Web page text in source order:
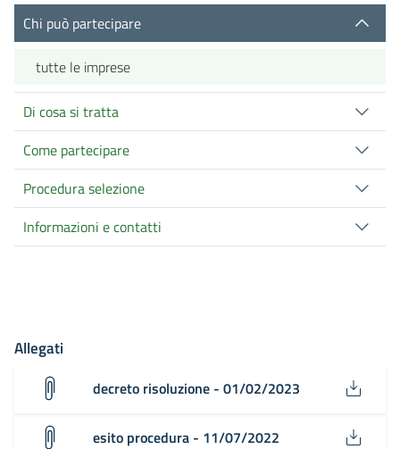
Chi può partecipare
tutte le imprese
Di cosa si tratta
Come partecipare
Procedura selezione
Informazioni e contatti
Allegati
decreto risoluzione - 01/02/2023
esito procedura - 11/07/2022